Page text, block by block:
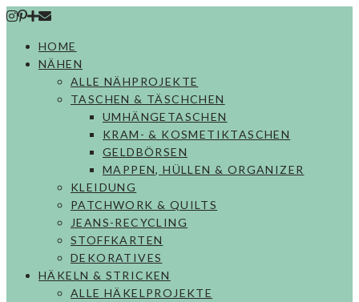
Skip
contentHOME
NÄHEN
ALLE NÄHPROJEKTE
TASCHEN & TÄSCHCHEN
UMHÄNGETASCHEN
KRAM- & KOSMETIKTASCHEN
GELDBÖRSEN
MAPPEN, HÜLLEN & ORGANIZER
KLEIDUNG
PATCHWORK & QUILTS
JEANS-RECYCLING
STOFFKARTEN
DEKORATIVES
HÄKELN & STRICKEN
ALLE HÄKELPROJEKTE